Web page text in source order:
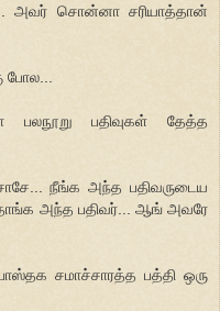
அவர் சொன்னா சரியாத்தான்
போல...
பதிவுகள் தேத்த
நீங்க அந்த பதிவருடைய
அந்த பதிவர்... ஆங் அவரே
சமாச்சாரத்த பத்தி ஒரு